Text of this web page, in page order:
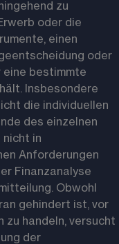
zu
oder die
einen
oder
bestimmte
Insbesondere
die individuellen
des einzelnen
nicht in
Anforderungen
Finanzanalyse
Obwohl
gehindert ist, vor
handeln, versucht
der